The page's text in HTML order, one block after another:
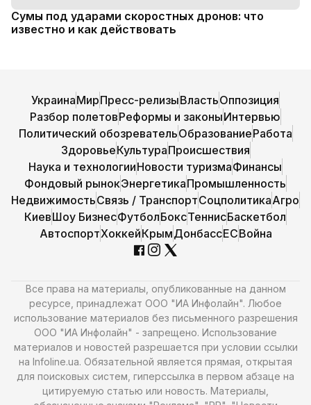
Сумы под ударами скоростных дронов: что
известно и как действовать
УкраинаМирПресс-релизыВластьОппозиция
Разбор полетовРеформы и законыИнтервью
Политический обозревательОбразованиеРабота
ЗдоровьеКультураПроисшествия
Наука и технологииНовости туризмаФинансы
Фондовый рынокЭнергетикаПромышленность
НедвижимостьСвязь / ТранспортСоцполитикаАгро
КиевШоу БизнесФутболБоксТеннисБаскетбол
АвтоспортХоккейКрымДонбассЕСВойна
Все права на материалы, опубликованные на данном
ресурсе, принадлежат ООО "ИА Инфолайн". Любое
использование материалов без письменного разрешения
ООО "ИА Инфолайн" - запрещено. Использование
материалов и новостей разрешается при условии ссылки
на Infoline.ua. Обязательной является прямая, открытая
для поисковых систем, гиперссылка в первом абзаце на
цитируемую статью или новость. Материалы,